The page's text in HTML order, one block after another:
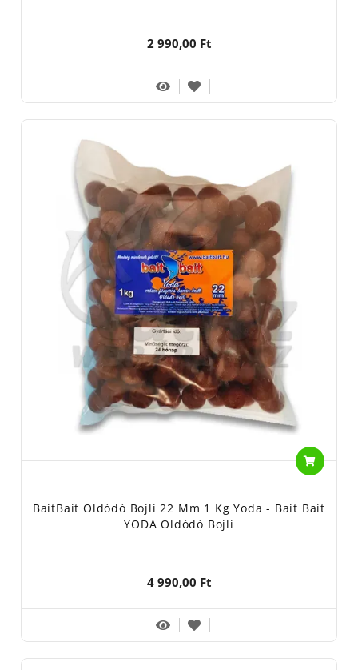
2 990,00 Ft
BaitBait Oldódó Bojli 22 Mm 1 Kg Yoda - Bait Bait
YODA Oldódó Bojli
4 990,00 Ft